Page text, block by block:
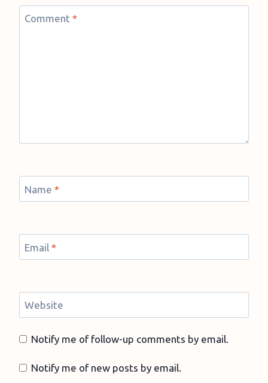
Comment *
Name *
Email *
Website
Notify me of follow-up comments by email.
Notify me of new posts by email.